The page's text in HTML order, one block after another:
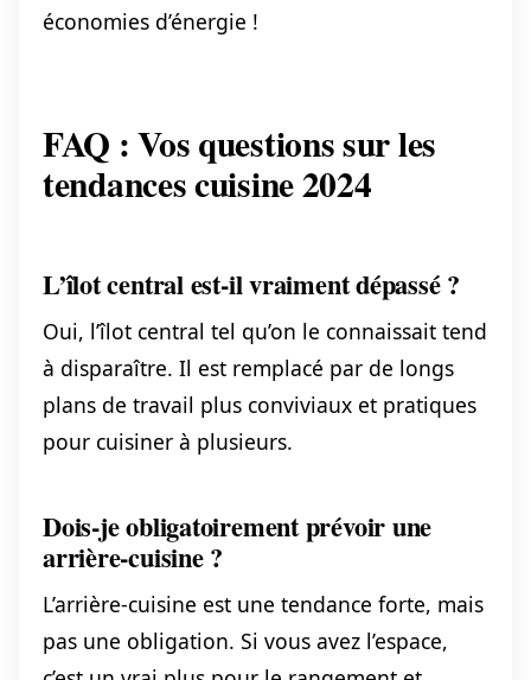
économies d’énergie !
FAQ : Vos questions sur les
tendances cuisine 2024
L’îlot central est-il vraiment dépassé ?
Oui, l’îlot central tel qu’on le connaissait tend
à disparaître. Il est remplacé par de longs
plans de travail plus conviviaux et pratiques
pour cuisiner à plusieurs.
Dois-je obligatoirement prévoir une
arrière-cuisine ?
L’arrière-cuisine est une tendance forte, mais
pas une obligation. Si vous avez l’espace,